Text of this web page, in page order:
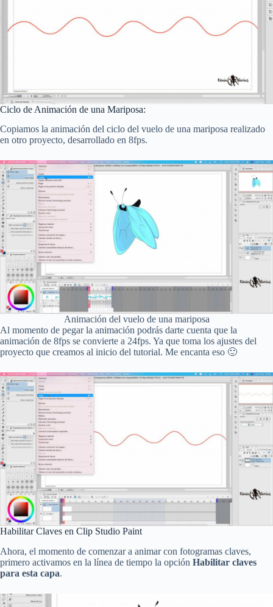
Ciclo de Animación de una Mariposa:
Copiamos la animación del ciclo del vuelo de una mariposa realizado
en otro proyecto, desarrollado en 8fps.
Animación del vuelo de una mariposa
Al momento de pegar la animación podrás darte cuenta que la
animación de 8fps se convierte a 24fps. Ya que toma los ajustes del
proyecto que creamos al inicio del tutorial. Me encanta eso 🙂
Habilitar Claves en Clip Studio Paint
Ahora, el momento de comenzar a animar con fotogramas claves,
primero activamos en la línea de tiempo la opción Habilitar claves
para esta capa.